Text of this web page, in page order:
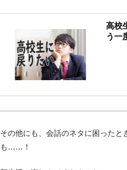
高校
う一
その他にも、会話のネタに困った
も……！